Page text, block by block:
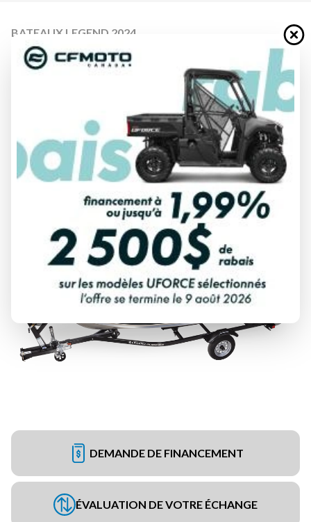
BATEAUX LEGEND 2024
14 WIDEBODY
CALCULATRICE DE PAIEMENT
DEMANDE DE FINANCEMENT
ÉVALUATION DE VOTRE ÉCHANGE